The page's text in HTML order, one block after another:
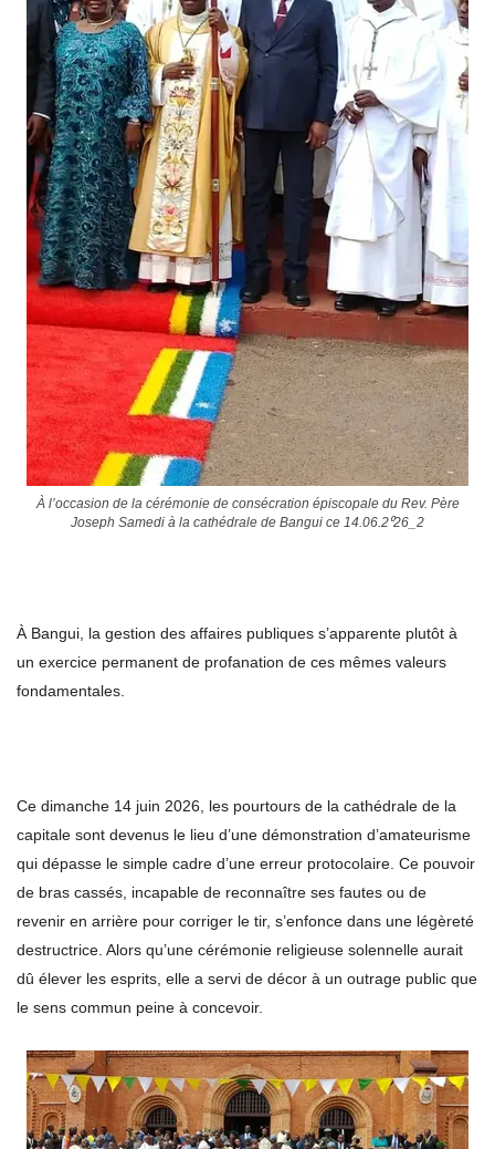
À l’occasion de la cérémonie de consécration épiscopale du Rev. Père
Joseph Samedi à la cathédrale de Bangui ce 14.06.2⁰26_2
À Bangui, la gestion des affaires publiques s’apparente plutôt à
un exercice permanent de profanation de ces mêmes valeurs
fondamentales.
Ce dimanche 14 juin 2026, les pourtours de la cathédrale de la
capitale sont devenus le lieu d’une démonstration d’amateurisme
qui dépasse le simple cadre d’une erreur protocolaire. Ce pouvoir
de bras cassés, incapable de reconnaître ses fautes ou de
revenir en arrière pour corriger le tir, s’enfonce dans une légèreté
destructrice. Alors qu’une cérémonie religieuse solennelle aurait
dû élever les esprits, elle a servi de décor à un outrage public que
le sens commun peine à concevoir.